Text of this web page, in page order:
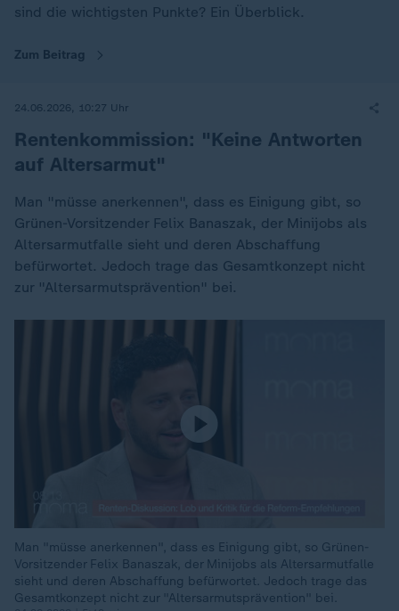
sind die wichtigsten Punkte? Ein Überblick.
Zum Beitrag
24.06.2026, 10:27 Uhr
Rentenkommission: "Keine Antworten
auf Altersarmut"
Man "müsse anerkennen", dass es Einigung gibt, so
Grünen-Vorsitzender Felix Banaszak, der Minijobs als
Altersarmutfalle sieht und deren Abschaffung
befürwortet. Jedoch trage das Gesamtkonzept nicht
zur "Altersarmutsprävention" bei.
Man "müsse anerkennen", dass es Einigung gibt, so Grünen-
Vorsitzender Felix Banaszak, der Minijobs als Altersarmutfalle
sieht und deren Abschaffung befürwortet. Jedoch trage das
Gesamtkonzept nicht zur "Altersarmutsprävention" bei.